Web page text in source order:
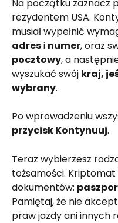
Na początku zaznacz
rezydentem USA.
musiał wypełnić
adres i numer, oraz
pocztowy, a
wyszukać swój kraj,
wybrany.
Po wprowadzeniu
przycisk Kontynuuj.
Teraz wybierzesz
tożsamości.
dokumentów:
Pamiętaj, że nie
praw jazdy ani innych